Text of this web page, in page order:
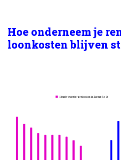
Hoe onderneem je
loonkosten blijven